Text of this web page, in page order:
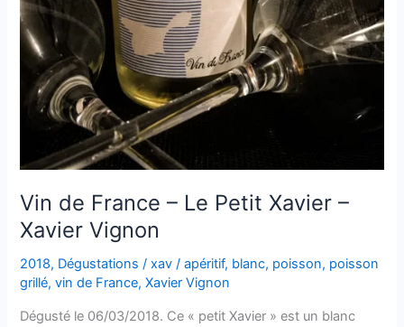
Vin de France – Le Petit Xavier –
Xavier Vignon
2018, Dégustations /xav /apéritif, blanc, poisson, poisson
grillé,vin de France,Xavier Vignon
Dégusté le 06/03/2018. Ce « petit Xavier » est un blanc